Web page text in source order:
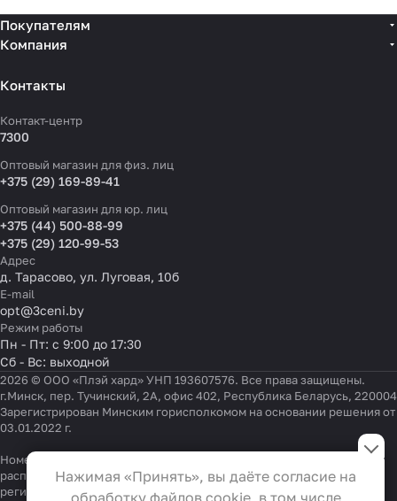
Покупателям
Компания
Контакты
Контакт-центр
7300
Оптовый магазин для физ. лиц
+375 (29) 169-89-41
Оптовый магазин для юр. лиц
+375 (44) 500-88-99
+375 (29) 120-99-53
Адрес
д. Тарасово, ул. Луговая, 10б
E-mail
opt@3ceni.by
Режим работы
Пн - Пт: с 9:00 до 17:30
Сб - Вс: выходной
2026 © ООО «Плэй хард» УНП 193607576. Все права защищены.
г.Минск, пер. Тучинский, 2А, офис 402, Республика Беларусь, 220004
Зарегистрирован Минским горисполкомом на основании решения от
03.01.2022 г.
Номер телефона работников местных исполнительных и
распорядительных органов по месту государственной
регистрации ООО «Плэй хард», уполномоченных рассматривать
Настройки файлов cookie
Функциональные
Эти файлы необходимы для
Нажимая «Принять», вы даёте согласие на
обработку файлов cookie, в том числе